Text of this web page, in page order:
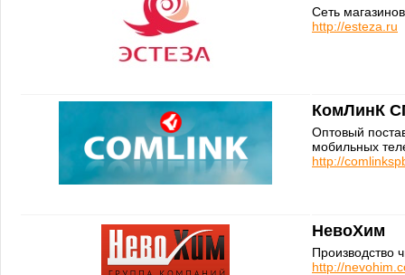
Сеть
http://esteza.ru
КомЛинК
Оптовый
мобильных
http://
НевоХим
Производство
http://